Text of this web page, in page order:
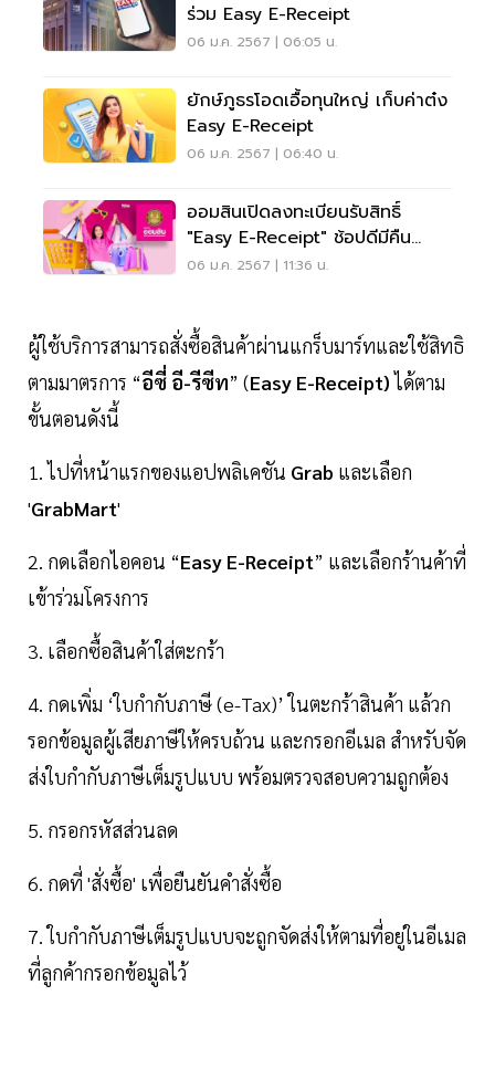
ร่วม Easy E-Receipt
06 ม.ค. 2567 | 06:05 น.
ยักษ์ภูธรโอดเอื้อทุนใหญ่ เก็บค่าต๋ง
Easy E-Receipt
06 ม.ค. 2567 | 06:40 น.
ออมสินเปิดลงทะเบียนรับสิทธิ์
"Easy E-Receipt" ช้อปดีมีคืน
2567
06 ม.ค. 2567 | 11:36 น.
ผู้ใช้บริการสามารถสั่งซื้อสินค้าผ่านแกร็บมาร์ทและใช้สิทธิ
ตามมาตรการ “อีซี่ อี-รีซีท” (Easy E-Receipt)ได้ตาม
ขั้นตอนดังนี้
1. ไปที่หน้าแรกของแอปพลิเคชัน Grab และเลือก
'GrabMart'
2. กดเลือกไอคอน “Easy E-Receipt” และเลือกร้านค้าที่
เข้าร่วมโครงการ
3. เลือกซื้อสินค้าใส่ตะกร้า
4. กดเพิ่ม ‘ใบกำกับภาษี (e-Tax)’ ในตะกร้าสินค้า แล้วก
รอกข้อมูลผู้เสียภาษีให้ครบถ้วน และกรอกอีเมล สำหรับจัด
ส่งใบกำกับภาษีเต็มรูปแบบ พร้อมตรวจสอบความถูกต้อง
5. กรอกรหัสส่วนลด
6. กดที่ 'สั่งซื้อ' เพื่อยืนยันคำสั่งซื้อ
7. ใบกำกับภาษีเต็มรูปแบบจะถูกจัดส่งให้ตามที่อยู่ในอีเมล
ที่ลูกค้ากรอกข้อมูลไว้